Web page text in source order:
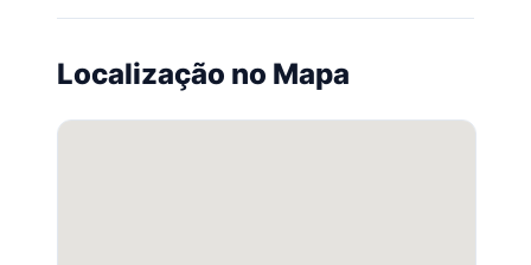
Localização no Mapa